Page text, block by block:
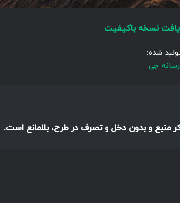
نسخه باکیفیت
شده:
رسانه چی
منبع و بدون دخل و تصرف در طرح، بلامانع است.